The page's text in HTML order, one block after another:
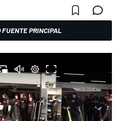
FUENTE PRINCIPAL